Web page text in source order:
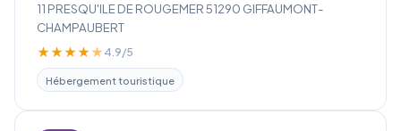
11 PRESQU'ILE DE ROUGEMER 51290 GIFFAUMONT-
CHAMPAUBERT
★★★★★ 4.9/5
Hébergement touristique